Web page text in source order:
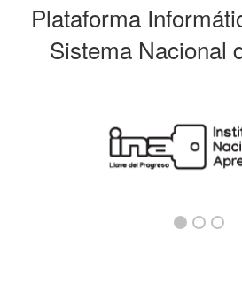
Plataforma
Sistema Nacional